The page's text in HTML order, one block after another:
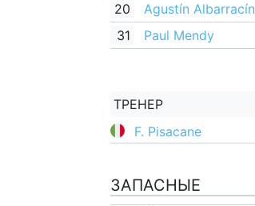
20
Agustín Albarracín
31
Paul Mendy
ТРЕНЕР
F. Pisacane
ЗАПАСНЫЕ